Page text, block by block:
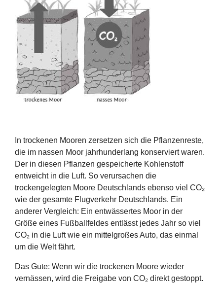
In trockenen Mooren zersetzen sich die Pflanzenreste,
die im nassen Moor jahrhunderlang konserviert waren.
Der in diesen Pflanzen gespeicherte Kohlenstoff
entweicht in die Luft. So verursachen die
trockengelegten Moore Deutschlands ebenso viel CO₂
wie der gesamte Flugverkehr Deutschlands. Ein
anderer Vergleich: Ein entwässertes Moor in der
Größe eines Fußballfeldes entlässt jedes Jahr so viel
CO₂ in die Luft wie ein mittelgroßes Auto, das einmal
um die Welt fährt.
Das Gute: Wenn wir die trockenen Moore wieder
vernässen, wird die Freigabe von CO₂ direkt gestoppt.